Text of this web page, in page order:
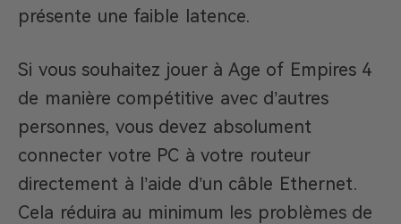
présente une faible latence.
Si vous souhaitez jouer à Age of Empires 4
de manière compétitive avec d’autres
personnes, vous devez absolument
connecter votre PC à votre routeur
directement à l’aide d’un câble Ethernet.
Cela réduira au minimum les problèmes de